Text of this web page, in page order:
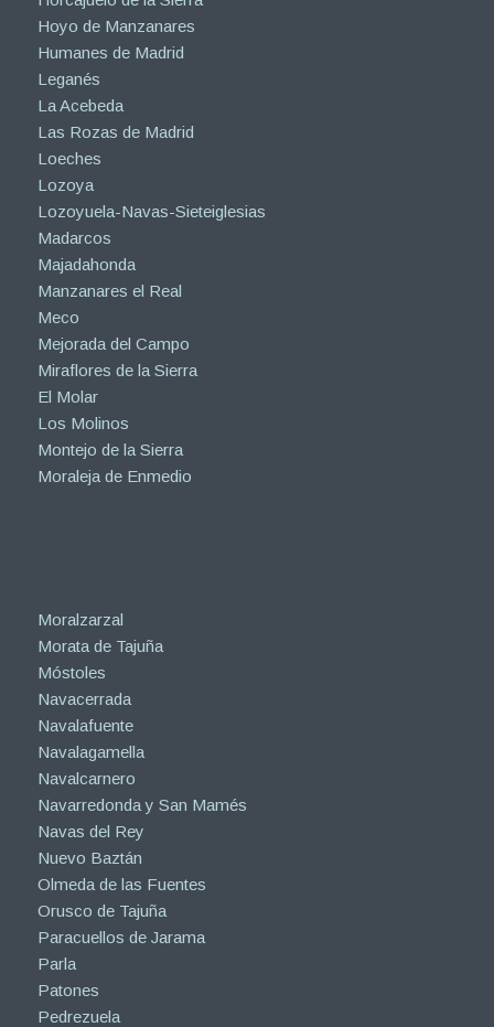
Hoyo de Manzanares
Humanes de Madrid
Leganés
La Acebeda
Las Rozas de Madrid
Loeches
Lozoya
Lozoyuela-Navas-Sieteiglesias
Madarcos
Majadahonda
Manzanares el Real
Meco
Mejorada del Campo
Miraflores de la Sierra
El Molar
Los Molinos
Montejo de la Sierra
Moraleja de Enmedio
Moralzarzal
Morata de Tajuña
Móstoles
Navacerrada
Navalafuente
Navalagamella
Navalcarnero
Navarredonda y San Mamés
Navas del Rey
Nuevo Baztán
Olmeda de las Fuentes
Orusco de Tajuña
Paracuellos de Jarama
Parla
Patones
Pedrezuela